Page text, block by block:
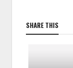
SHARE THIS